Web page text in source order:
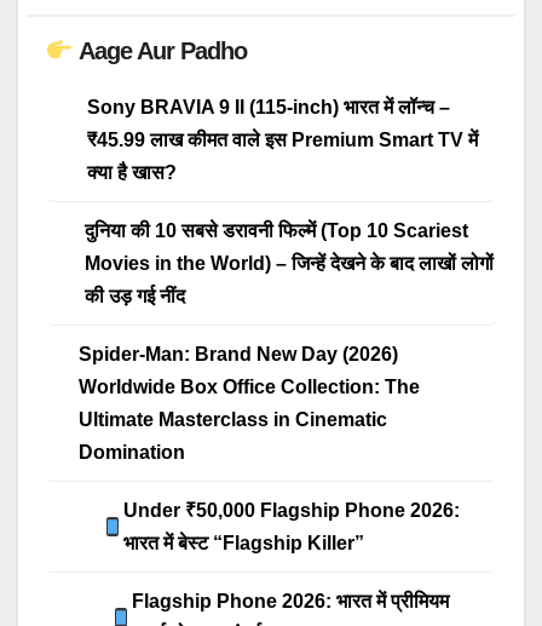
Aage Aur Padho
Sony BRAVIA 9 II (115-inch) भारत में लॉन्च –
₹45.99 लाख कीमत वाले इस Premium Smart TV में
क्या है खास?
दुनिया की 10 सबसे डरावनी फिल्में (Top 10 Scariest
Movies in the World) – जिन्हें देखने के बाद लाखों लोगों
की उड़ गई नींद
Spider-Man: Brand New Day (2026)
Worldwide Box Office Collection: The
Ultimate Masterclass in Cinematic
Domination
Under ₹50,000 Flagship Phone 2026:
भारत में बेस्ट “Flagship Killer”
Flagship Phone 2026: भारत में प्रीमियम